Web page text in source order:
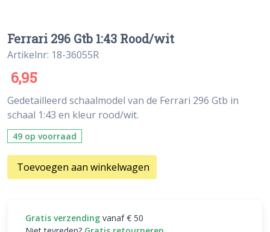
Ferrari 296 Gtb 1:43 Rood/wit
Artikelnr: 18-36055R
6,95
Gedetailleerd schaalmodel van de Ferrari 296 Gtb in
schaal 1:43 en kleur rood/wit.
49 op voorraad
Toevoegen aan winkelwagen
Gratis verzending vanaf € 50